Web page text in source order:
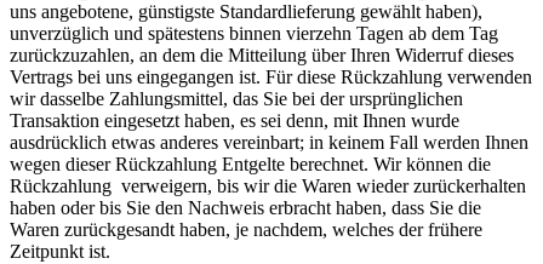
uns angebotene, günstigste Standardlieferung gewählt haben),
unverzüglich und spätestens binnen vierzehn Tagen ab dem Tag
zurückzuzahlen, an dem die Mitteilung über Ihren Widerruf dieses
Vertrags bei uns eingegangen ist. Für diese Rückzahlung verwenden
wir dasselbe Zahlungsmittel, das Sie bei der ursprünglichen
Transaktion eingesetzt haben, es sei denn, mit Ihnen wurde
ausdrücklich etwas anderes vereinbart; in keinem Fall werden Ihnen
wegen dieser Rückzahlung Entgelte berechnet. Wir können die
Rückzahlung verweigern, bis wir die Waren wieder zurückerhalten
haben oder bis Sie den Nachweis erbracht haben, dass Sie die
Waren zurückgesandt haben, je nachdem, welches der frühere
Zeitpunkt ist.